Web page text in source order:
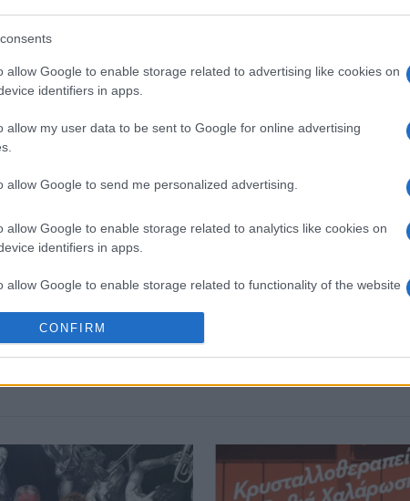
allow Google to enable storage related to advertising like cookies on
identifiers in apps.
allow my user data to be sent to Google for online advertising
allow Google to send me personalized advertising.
allow Google to enable storage related to analytics like cookies on
identifiers in apps.
allow Google to enable storage related to functionality of the website
allow Google to enable storage related to personalization.
allow Google to enable storage related to security, including
CONFIRM
και Martin Andrée (video art). Την εκδήλωση θα
και η Διευθύντριά του, Δέσποινα Ζερνιώτη,
Αγίων Μιχαήλ και Γεωργίου. Θα πρέπει να
εκδηλώσεις που διοργανώνει του Μουσείο
στο πλαίσιο των εκπαιδευτικών του
η είσοδος θα είναι ελεύθερη για το
Facebook
Sophie Andrée